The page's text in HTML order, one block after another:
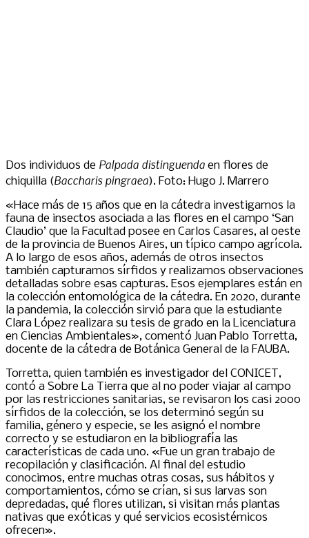
Dos individuos de Palpada distinguenda en flores de
chiquilla (Baccharis pingraea). Foto: Hugo J. Marrero
«Hace más de 15 años que en la cátedra investigamos la
fauna de insectos asociada a las flores en el campo ‘San
Claudio’ que la Facultad posee en Carlos Casares, al oeste
de la provincia de Buenos Aires, un típico campo agrícola.
A lo largo de esos años, además de otros insectos
también capturamos sírfidos y realizamos observaciones
detalladas sobre esas capturas. Esos ejemplares están en
la colección entomológica de la cátedra. En 2020, durante
la pandemia, la colección sirvió para que la estudiante
Clara López realizara su tesis de grado en la Licenciatura
en Ciencias Ambientales», comentó Juan Pablo Torretta,
docente de la cátedra de Botánica General de la FAUBA.
Torretta, quien también es investigador del CONICET,
contó a Sobre La Tierra que al no poder viajar al campo
por las restricciones sanitarias, se revisaron los casi 2000
sírfidos de la colección, se los determinó según su
familia, género y especie, se les asignó el nombre
correcto y se estudiaron en la bibliografía las
características de cada uno. «Fue un gran trabajo de
recopilación y clasificación. Al final del estudio
conocimos, entre muchas otras cosas, sus hábitos y
comportamientos, cómo se crían, si sus larvas son
depredadas, qué flores utilizan, si visitan más plantas
nativas que exóticas y qué servicios ecosistémicos
ofrecen».